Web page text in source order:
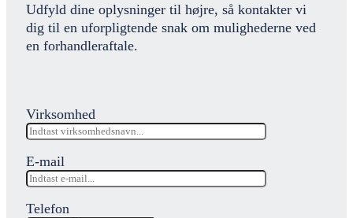
Udfyld dine oplysninger til højre, så kontakter vi
dig til en uforpligtende snak om mulighederne ved
en forhandleraftale.
Virksomhed
E-mail
Telefon